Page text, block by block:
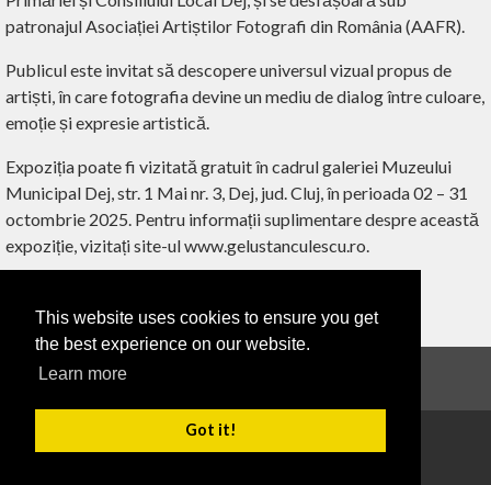
This website uses cookies to ensure you get
the best experience on our website.
Learn more
Got it!
patronajul Asociației Artiștilor Fotografi din România (AAFR).
Publicul este invitat să descopere universul vizual propus de
artiști, în care fotografia devine un mediu de dialog între culoare,
emoție și expresie artistică.
Expoziția poate fi vizitată gratuit în cadrul galeriei Muzeului
Municipal Dej, str. 1 Mai nr. 3, Dej, jud. Cluj, în perioada 02 – 31
octombrie 2025. Pentru informații suplimentare despre această
expoziție, vizitați site-ul www.gelustanculescu.ro.
‹ ÎNAPOI
Anunțuri
Copyright 2026